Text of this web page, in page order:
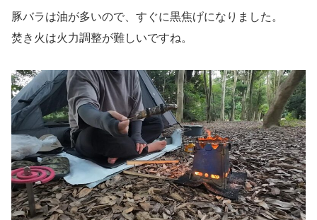
豚バラは油が多いので、すぐに黒焦げになりました。
焚き火は火力調整が難しいですね。